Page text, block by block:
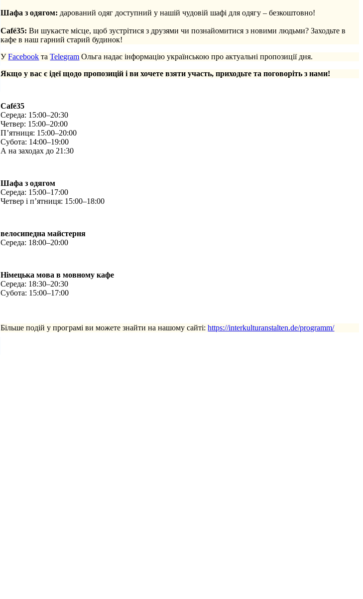
Шафа з одягом: дарований одяг доступний у нашій чудовій шафі для одягу – безкоштовно!
Café35: Ви шукаєте місце, щоб зустрітися з друзями чи познайомитися з новими людьми? Заходьте в
кафе в наш гарний старий будинок!
УFacebook таTelegram Ольга надає інформацію українською про актуальні пропозиції дня.
Якщо у вас є ідеї щодо пропозицій і ви хочете взяти участь, приходьте та поговоріть з нами!
Café35
Середа: 15:00–20:30
Четвер: 15:00–20:00
П’ятниця: 15:00–20:00
Субота: 14:00–19:00
А на заходах до 21:30
Шафа з одягом
Середа: 15:00–17:00
Четвер і п’ятниця: 15:00–18:00
велосипедна майстерня
Середа: 18:00–20:00
Німецька мова в мовному кафе
Середа: 18:30–20:30
Субота: 15:00–17:00
Більше подій у програмі ви можете знайти на нашому сайті:https://interkulturanstalten.de/programm/